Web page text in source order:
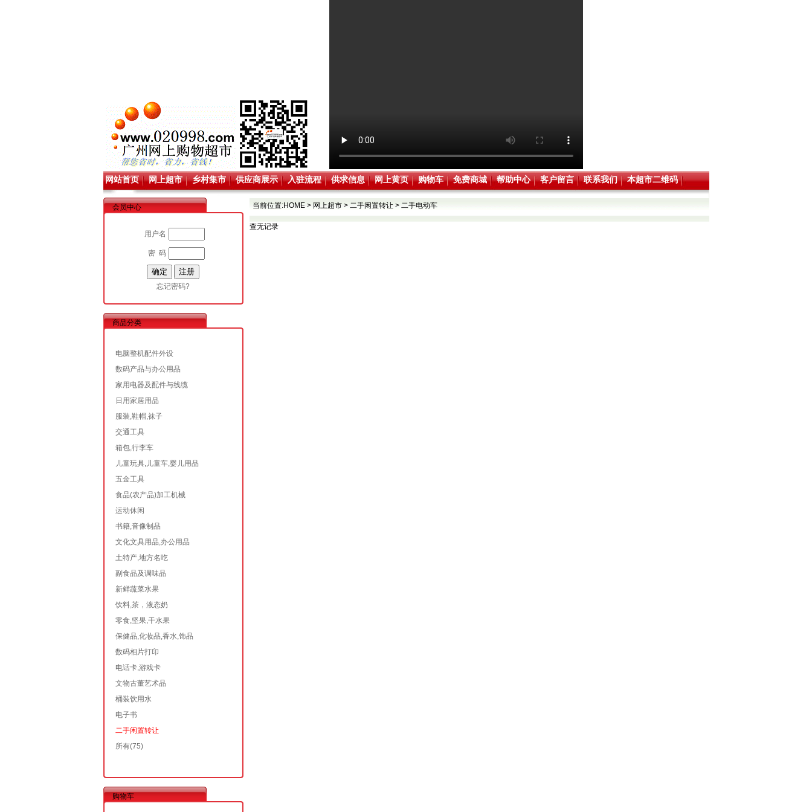
网站首页 网上超市 乡村集市 供应商展示 入驻流程 供求信息 网上黄页 购物车 免费商城 帮助中心 客户留言 联系我们 本超市二维码
会员中心
用户名
密 码
忘记密码?
商品分类
电脑整机配件外设
数码产品与办公用品
家用电器及配件与线缆
日用家居用品
服装,鞋帽,袜子
交通工具
箱包,行李车
儿童玩具,儿童车,婴儿用品
五金工具
食品(农产品)加工机械
运动休闲
书籍,音像制品
文化文具用品,办公用品
土特产,地方名吃
副食品及调味品
新鲜蔬菜水果
饮料,茶，液态奶
零食,坚果,干水果
保健品,化妆品,香水,饰品
数码相片打印
电话卡,游戏卡
文物古董艺术品
桶装饮用水
电子书
二手闲置转让
所有(75)
购物车
当前位置:HOME> 网上超市> 二手闲置转让> 二手电动车
查无记录